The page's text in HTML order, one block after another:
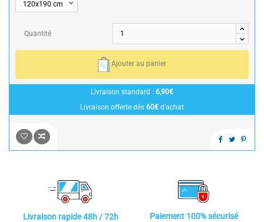
Quantité
Ajouter au panier
Livraison standard : 6,90€
Livraison offerte dès 60€ d’achat
Livraison rapide 48h / 72h Paiement 100% sécurisé